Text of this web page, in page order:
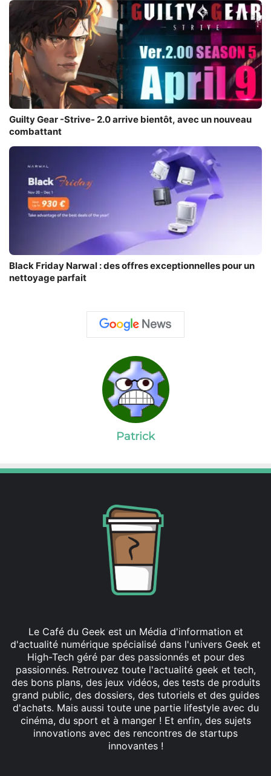
Guilty Gear -Strive- 2.0 arrive bientôt, avec un nouveau
combattant
Black Friday Narwal : des offres exceptionnelles pour un
nettoyage parfait
Patrick
Le Café du Geek est un Média d'information et
d'actualité numérique spécialisé dans l'univers Geek et
High-Tech géré par des passionnés et pour des
passionnés. Retrouvez toute l'actualité geek et tech,
des bons plans, des jeux vidéos, des tests de produits
grand public, des dossiers, des tutoriels et des guides
d'achats. Mais aussi toute une partie lifestyle avec du
cinéma, du sport et à manger ! Et enfin, des sujets
innovations avec des rencontres de startups
innovantes !